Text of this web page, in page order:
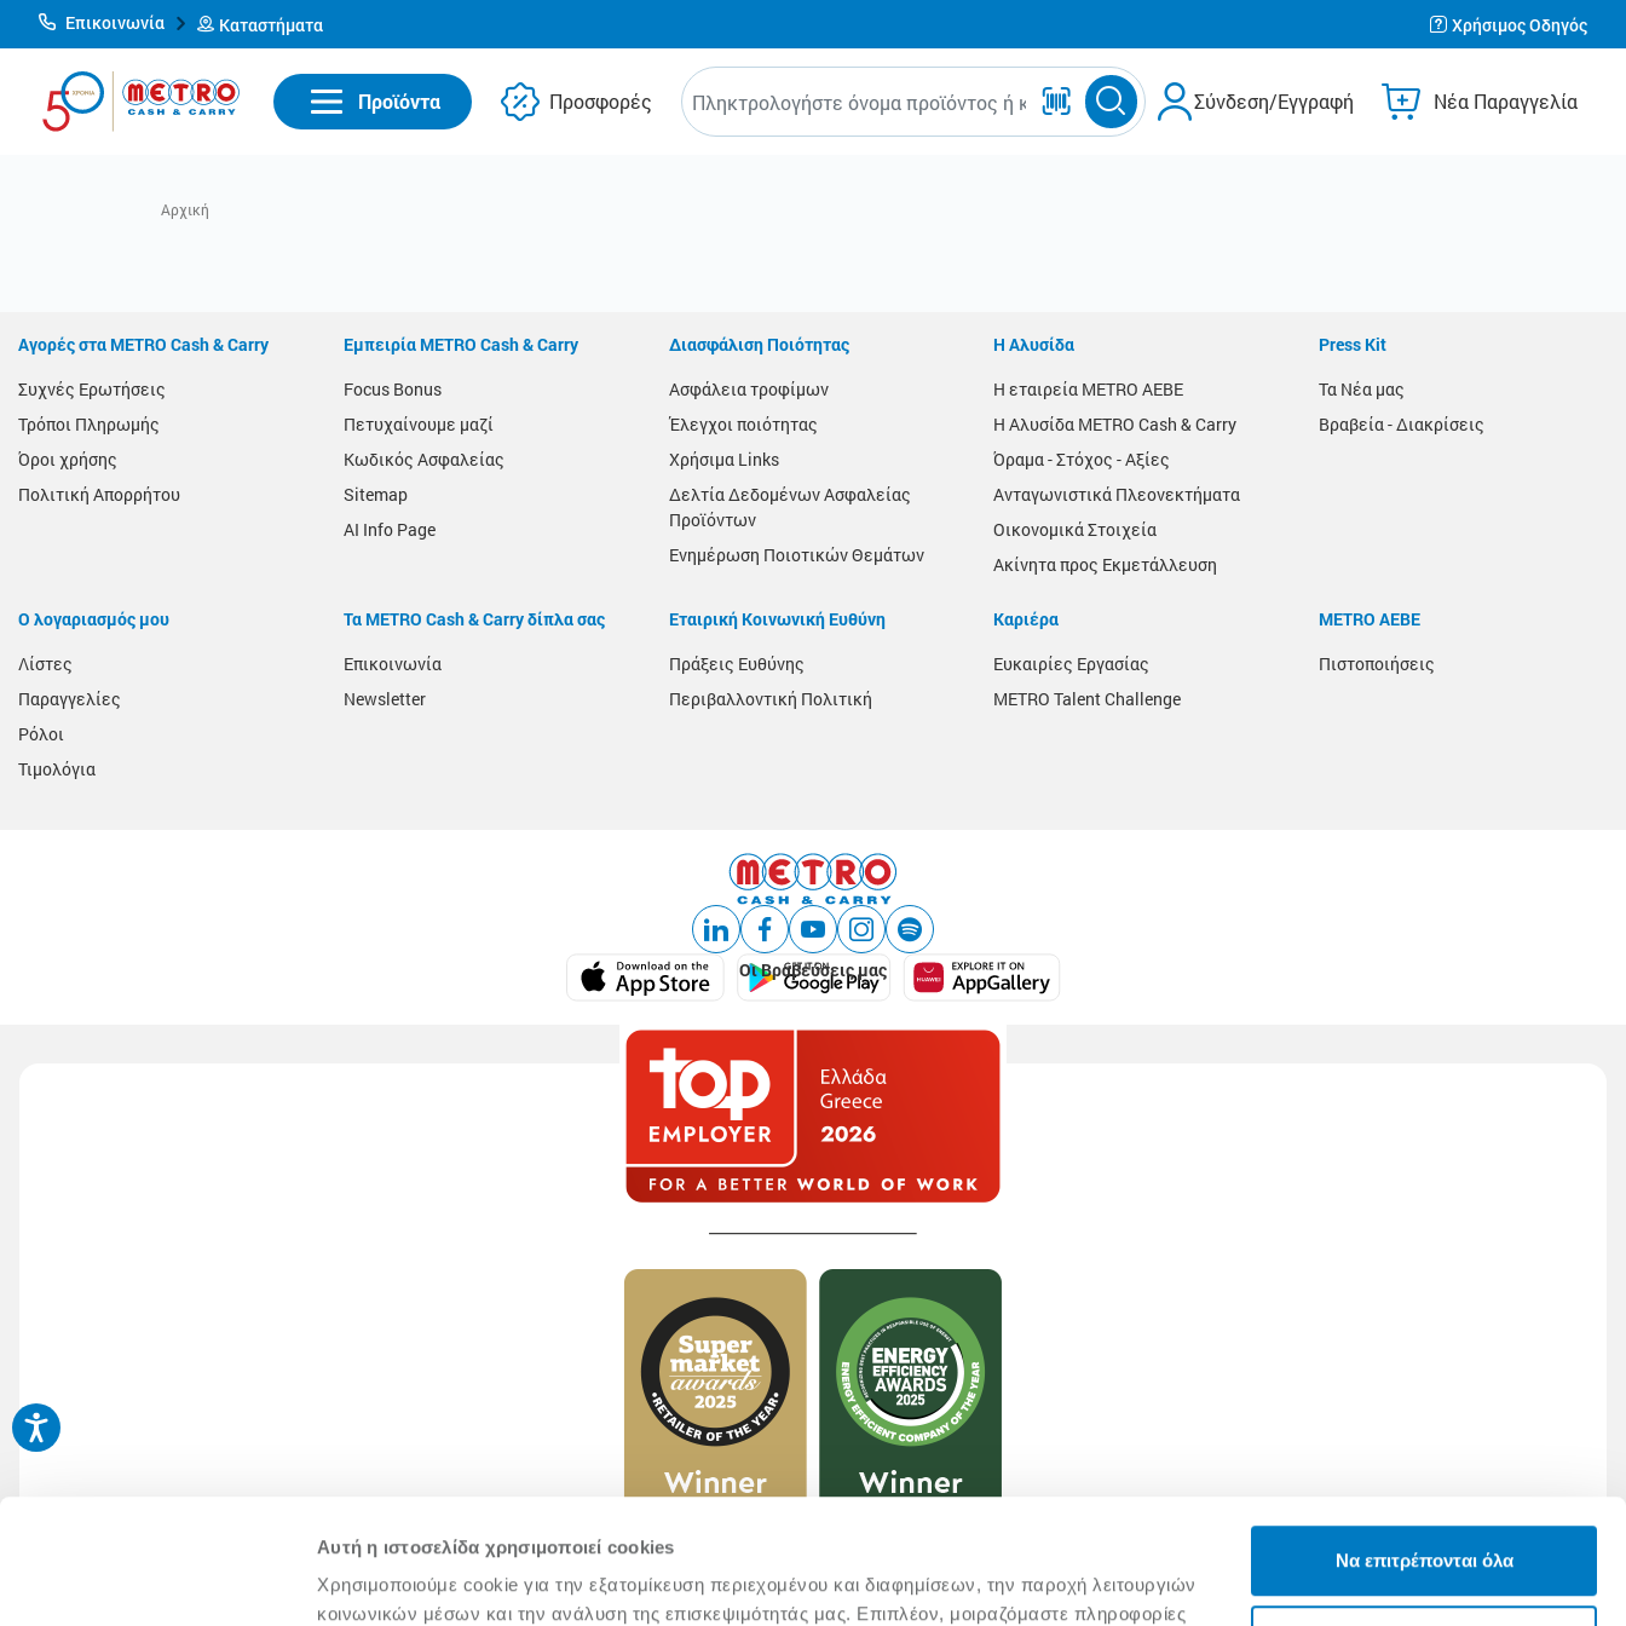
Αυτή η ιστοσελίδα χρησιμοποιεί cookies
Χρησιμοποιούμε cookie για την εξατομίκευση περιεχομένου και διαφημίσεων, την παροχή λειτουργιών
κοινωνικών μέσων και την ανάλυση της επισκεψιμότητάς μας. Επιπλέον, μοιραζόμαστε πληροφορίες
Να επιτρέπονται όλα
Επικοινωνία Καταστήματα Χρήσιμος Οδηγός
Προϊόντα Προσφορές Σύνδεση/Εγγραφή Νέα Παραγγελία
Αγορές στα METRO Cash & Carry
Συχνές Ερωτήσεις
Τρόποι Πληρωμής
Όροι χρήσης
Πολιτική Απορρήτου
Εμπειρία METRO Cash & Carry
Focus Bonus
Πετυχαίνουμε μαζί
Κωδικός Ασφαλείας
Sitemap
AI Info Page
Διασφάλιση Ποιότητας
Ασφάλεια τροφίμων
Έλεγχοι ποιότητας
Χρήσιμα Links
Δελτία Δεδομένων Ασφαλείας
Προϊόντων
Ενημέρωση Ποιοτικών Θεμάτων
Η Αλυσίδα
Η εταιρεία METRO AEBE
Η Αλυσίδα METRO Cash & Carry
Όραμα - Στόχος - Αξίες
Ανταγωνιστικά Πλεονεκτήματα
Οικονομικά Στοιχεία
Ακίνητα προς Εκμετάλλευση
Press Kit
Τα Νέα μας
Βραβεία - Διακρίσεις
Ο λογαριασμός μου
Λίστες
Παραγγελίες
Ρόλοι
Τιμολόγια
Τα METRO Cash & Carry δίπλα σας
Επικοινωνία
Newsletter
Εταιρική Κοινωνική Ευθύνη
Πράξεις Ευθύνης
Περιβαλλοντική Πολιτική
Καριέρα
Ευκαιρίες Εργασίας
METRO Talent Challenge
METRO ΑΕΒΕ
Πιστοποιήσεις
Οι Βραβεύσεις μας